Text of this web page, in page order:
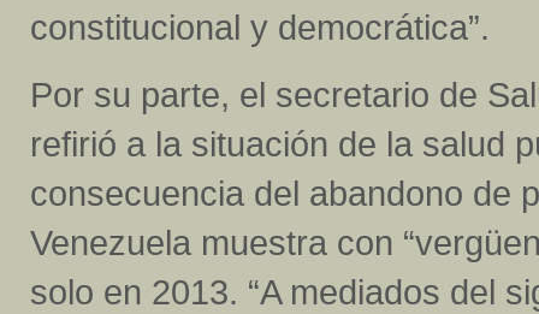
constitucional y democrática”.
Por su parte, el secretario de
refirió a la situación de la salud
consecuencia del abandono de
Venezuela muestra con
solo en 2013. “A mediados del